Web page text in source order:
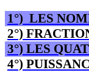
1°) LES
2°)
3°) LES
4°)